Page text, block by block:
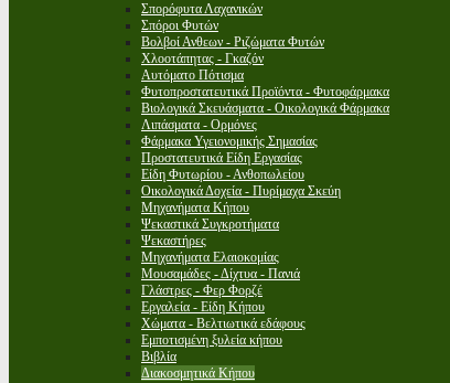
Σπορόφυτα Λαχανικών
Σπόροι Φυτών
Βολβοί Ανθεων - Ριζώματα Φυτών
Χλοοτάπητας - Γκαζόν
Αυτόματο Πότισμα
Φυτοπροστατευτικά Προϊόντα - Φυτοφάρμακα
Βιολογικά Σκευάσματα - Οικολογικά Φάρμακα
Λιπάσματα - Ορμόνες
Φάρμακα Υγειονομικής Σημασίας
Προστατευτικά Είδη Εργασίας
Είδη Φυτωρίου - Ανθοπωλείου
Οικολογικά Δοχεία - Πυρίμαχα Σκεύη
Μηχανήματα Κήπου
Ψεκαστικά Συγκροτήματα
Ψεκαστήρες
Μηχανήματα Ελαιοκομίας
Μουσαμάδες - Δίχτυα - Πανιά
Γλάστρες - Φερ Φορζέ
Εργαλεία - Είδη Κήπου
Χώματα - Βελτιωτικά εδάφους
Εμποτισμένη ξυλεία κήπου
Βιβλία
Διακοσμητικά Κήπου